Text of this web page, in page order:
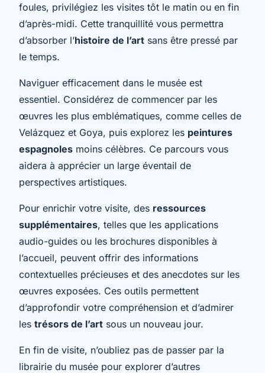
foules, privilégiez les visites tôt le matin ou en fin
d’après-midi. Cette tranquillité vous permettra
d’absorber l’histoire de l’art sans être pressé par
le temps.
Naviguer efficacement dans le musée est
essentiel. Considérez de commencer par les
œuvres les plus emblématiques, comme celles de
Velázquez et Goya, puis explorez les peintures
espagnoles moins célèbres. Ce parcours vous
aidera à apprécier un large éventail de
perspectives artistiques.
Pour enrichir votre visite, des ressources
supplémentaires, telles que les applications
audio-guides ou les brochures disponibles à
l’accueil, peuvent offrir des informations
contextuelles précieuses et des anecdotes sur les
œuvres exposées. Ces outils permettent
d’approfondir votre compréhension et d’admirer
les trésors de l’art sous un nouveau jour.
En fin de visite, n’oubliez pas de passer par la
librairie du musée pour explorer d’autres